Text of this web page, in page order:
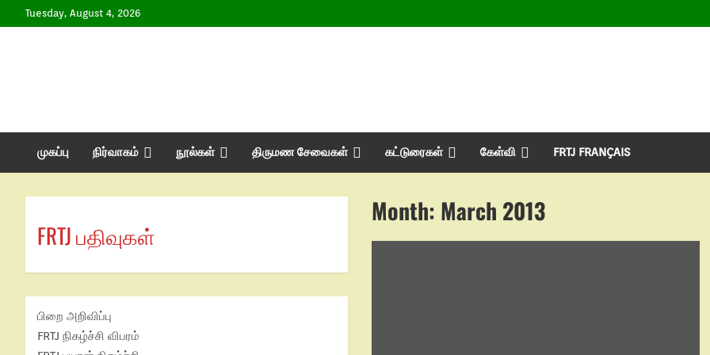
to
Tuesday, August 4, 2026
முகப்பு நிர்வாகம் நூல்கள் திருமண சேவைகள் கட்டுரைகள் கேள்வி FRTJ FRANÇAIS
Month: March 2013
FRTJ பதிவுகள்
பிறை அறிவிப்பு
FRTJ நிகழ்ச்சி விபரம்